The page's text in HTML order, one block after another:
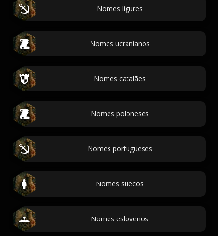
Nomes lígures
Nomes ucranianos
Nomes catalães
Nomes poloneses
Nomes portugueses
Nomes suecos
Nomes eslovenos